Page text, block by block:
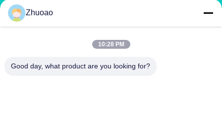
nummer 4, Fufeng Road, Beijing, China
Zhuoao
10:28 PM
Good day, what product are you looking for?